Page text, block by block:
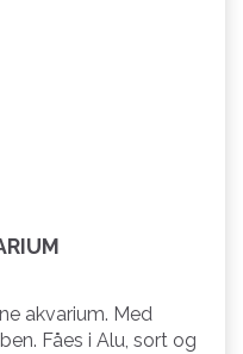
akvarium. Med
Fåes i Alu, sort og